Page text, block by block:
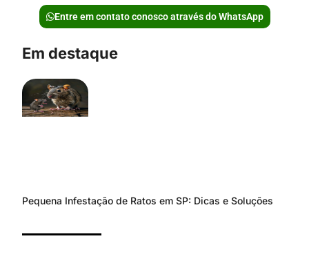
Entre em contato conosco através do WhatsApp
Em destaque
Pequena Infestação de Ratos em SP: Dicas e Soluções